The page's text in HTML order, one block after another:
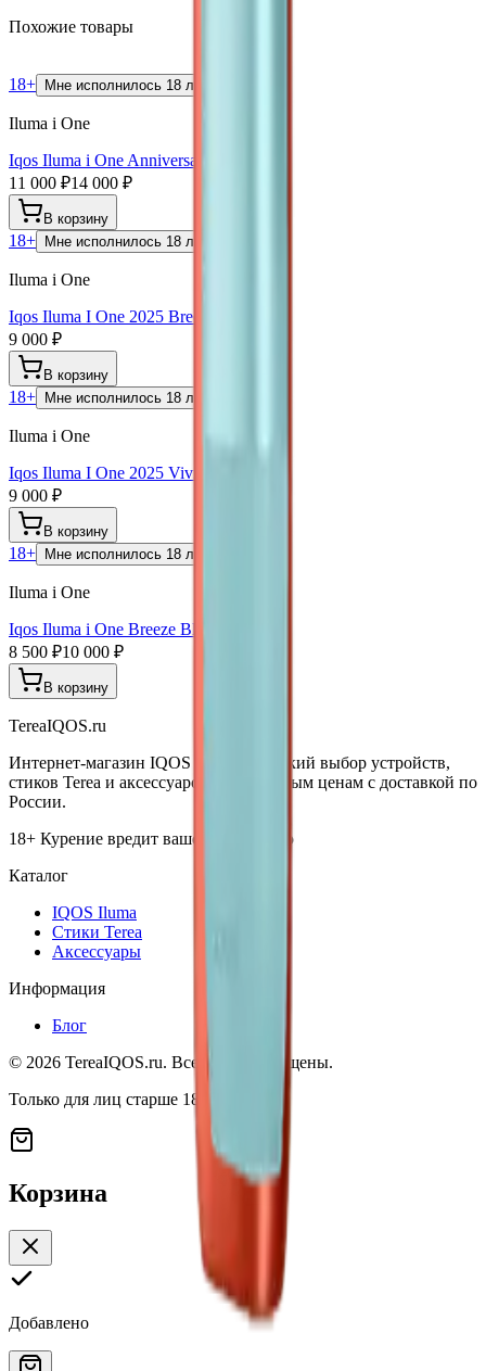
Похожие товары
18+ Мне исполнилось 18 лет
Iluma i One
Iqos Iluma i One Anniversary Model
11 000 ₽14 000 ₽
В корзину
18+ Мне исполнилось 18 лет
Iluma i One
Iqos Iluma I One 2025 Breeze Blue
9 000 ₽
В корзину
18+ Мне исполнилось 18 лет
Iluma i One
Iqos Iluma I One 2025 Vivid Terracotta
9 000 ₽
В корзину
18+ Мне исполнилось 18 лет
Iluma i One
Iqos Iluma i One Breeze Blue
8 500 ₽10 000 ₽
В корзину
TereaIQOS.ru
Интернет-магазин IQOS Iluma. Широкий выбор устройств,
стиков Terea и аксессуаров по выгодным ценам с доставкой по
России.
18+ Курение вредит вашему здоровью
Каталог
IQOS Iluma
Стики Terea
Аксессуары
Информация
Блог
© 2026 TereaIQOS.ru. Все права защищены.
Только для лиц старше 18 лет
Корзина
Добавлено